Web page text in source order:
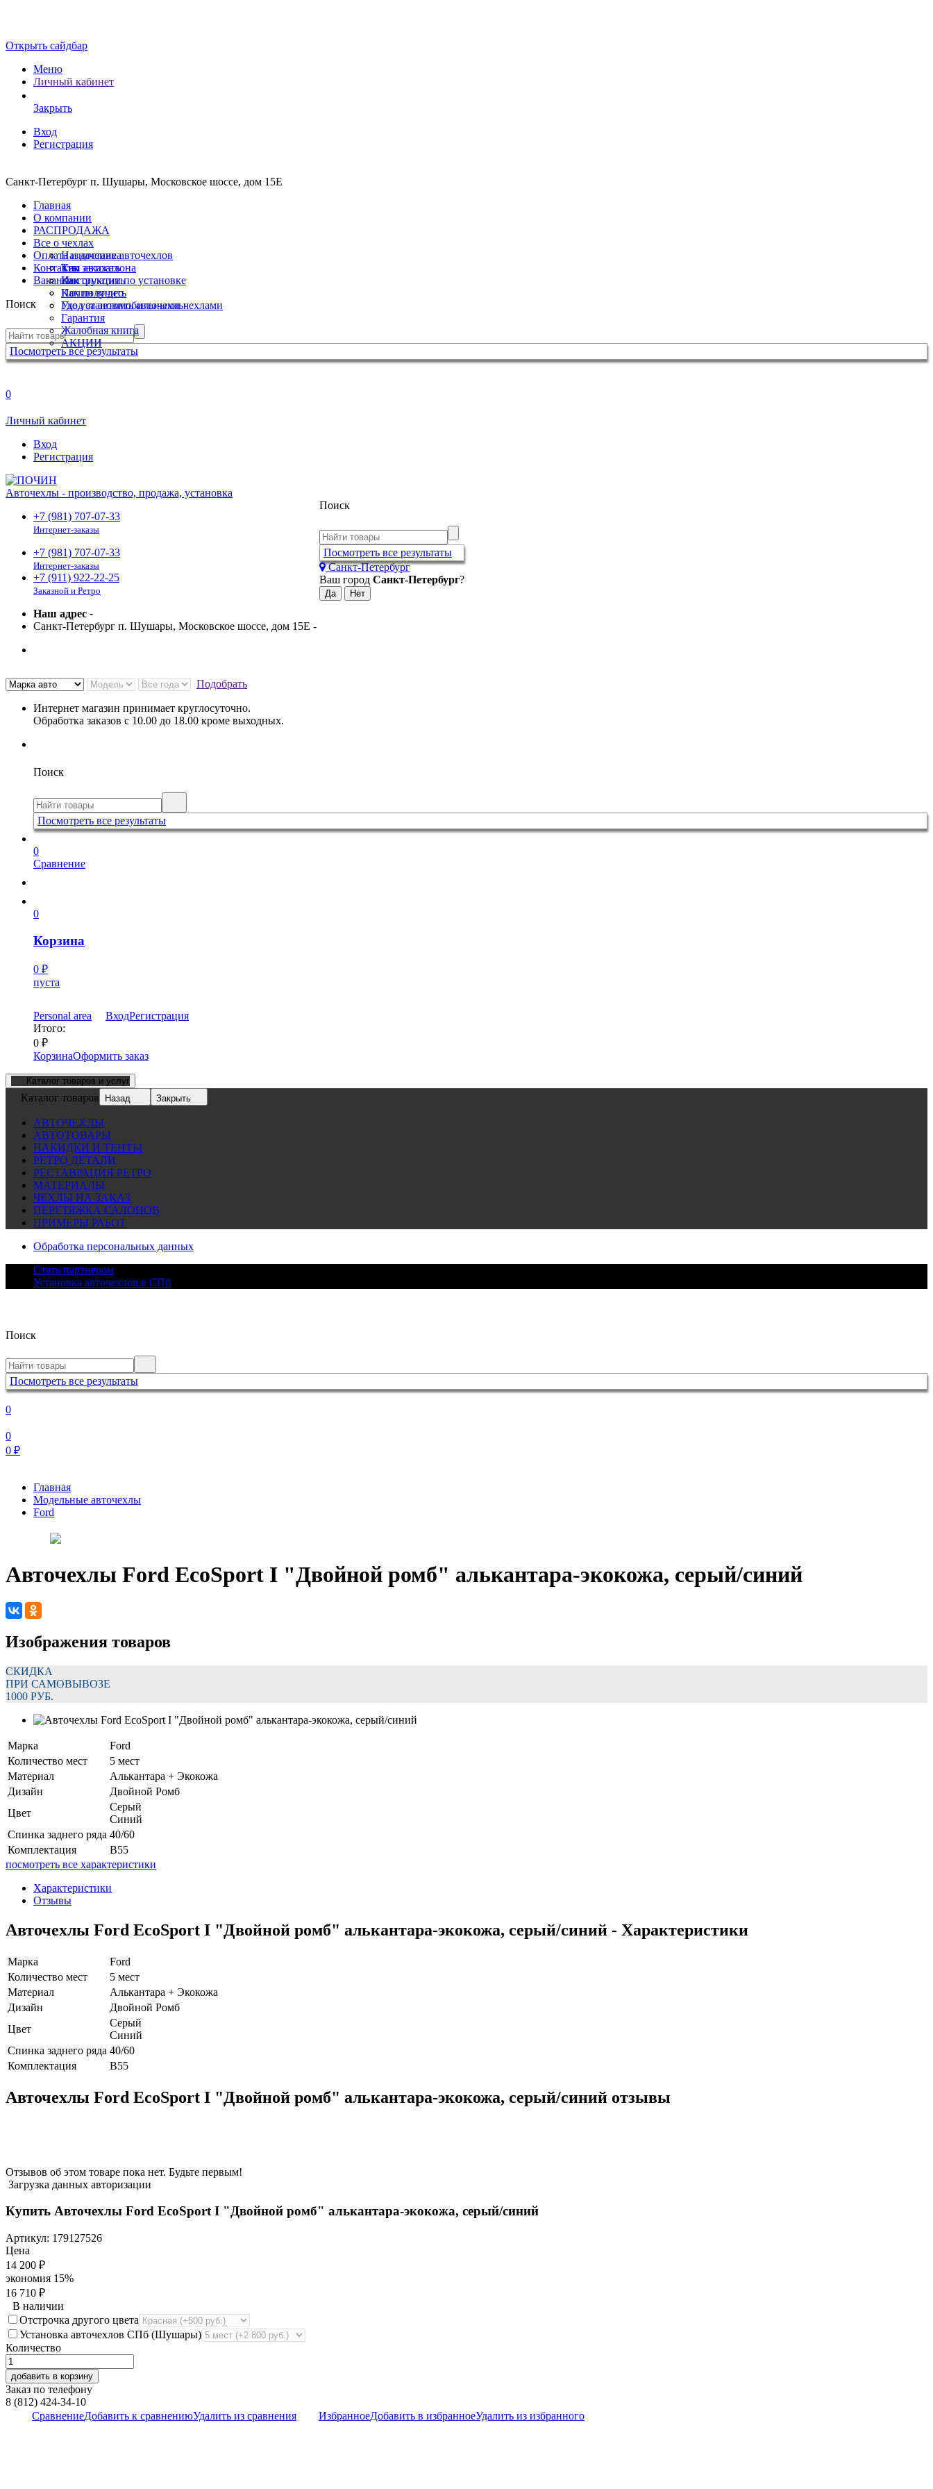
Открыть сайдбар
Меню
Личный кабинет
Закрыть
Вход
Регистрация
Санкт-Петербург п. Шушары, Московское шоссе, дом 15Е
Главная
О компании
РАСПРОДАЖА
Все о чехлах
Назначение авточехлов
Тип автосалона
Инструкции по установке
Почин видео
Уход за автомобильными чехлами
Оплата и доставка
Как заказать
Как оплатить
Как получить
Где установить авточехлы
Гарантия
Жалобная книга
АКЦИИ
Контакты
Вакансии
Поиск
Посмотреть все результаты
0
Личный кабинет
Вход
Регистрация
Авточехлы - производство, продажа, установка
+7 (981) 707-07-33
Интернет-заказы
+7 (981) 707-07-33
Интернет-заказы
+7 (911) 922-22-25
Заказной и Ретро
Наш адрес -
Санкт-Петербург п. Шушары, Московское шоссе, дом 15Е -
Поиск
Посмотреть все результаты
Санкт-Петербург
Ваш город Санкт-Петербург?
Подобрать
Интернет магазин принимает круглосуточно.
Обработка заказов с 10.00 до 18.00 кроме выходных.
Поиск
Посмотреть все результаты
0
Сравнение
0
Корзина
0 ₽
пуста
Personal area ВходРегистрация
Итого:
0 ₽
КорзинаОформить заказ
Каталог товаров и услуг
Каталог товаров Назад Закрыть
АВТОЧЕХЛЫ
АВТОТОВАРЫ
НАКИДКИ И ТЕНТЫ
РЕТРО ДЕТАЛИ
РЕСТАВРАЦИЯ РЕТРО
МАТЕРИАЛЫ
ЧЕХЛЫ НА ЗАКАЗ
ПЕРЕТЯЖКА САЛОНОВ
ПРИМЕРЫ РАБОТ
Обработка персональных данных
Стать партнером
Установка авточехлов в СПб
Поиск
Посмотреть все результаты
0
0
0 ₽
Главная
Модельные авточехлы
Ford
Авточехлы Ford EcoSport I "Двойной ромб" алькантара-экокожа, серый/синий
Изображения товаров
СКИДКА
ПРИ САМОВЫВОЗЕ
1000 РУБ.
Марка
Ford
Количество мест
5 мест
Материал
Алькантара + Экокожа
Дизайн
Двойной Ромб
Цвет
Серый
Синий
Спинка заднего ряда 40/60
Комплектация
B55
посмотреть все характеристики
Характеристики
Отзывы
Авточехлы Ford EcoSport I "Двойной ромб" алькантара-экокожа, серый/синий - Характеристики
Марка
Ford
Количество мест
5 мест
Материал
Алькантара + Экокожа
Дизайн
Двойной Ромб
Цвет
Серый
Синий
Спинка заднего ряда 40/60
Комплектация
B55
Авточехлы Ford EcoSport I "Двойной ромб" алькантара-экокожа, серый/синий отзывы
Отзывов об этом товаре пока нет. Будьте первым!
Загрузка данных авторизации
Купить Авточехлы Ford EcoSport I "Двойной ромб" алькантара-экокожа, серый/синий
Артикул: 179127526
Цена
14 200 ₽
экономия 15%
16 710 ₽
В наличии
Отстрочка другого цвета
Установка авточехлов СПб (Шушары)
Количество
добавить в корзину
Заказ по телефону
8 (812) 424-34-10
СравнениеДобавить к сравнениюУдалить из сравнения ИзбранноеДобавить в избранноеУдалить из избранного